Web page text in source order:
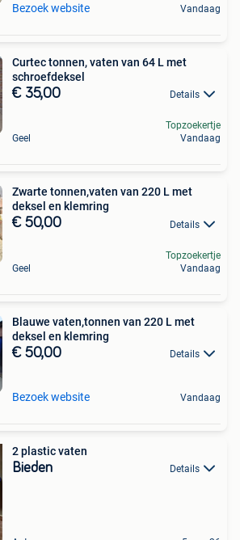
Bezoek website Vandaag
Curtec tonnen, vaten van 64 L met
schroefdeksel
€ 35,00 Details
Geel
Topzoekertje
Vandaag
Zwarte tonnen,vaten van 220 L met
deksel en klemring
€ 50,00 Details
Geel
Topzoekertje
Vandaag
Blauwe vaten,tonnen van 220 L met
deksel en klemring
€ 50,00 Details
Bezoek website Vandaag
2 plastic vaten
Bieden Details